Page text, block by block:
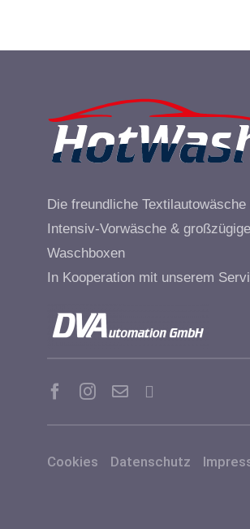
Die freundliche Textilautowäsche
Intensiv-Vorwäsche &
Waschboxen
In Kooperation mit unserem
Cookies Datenschutz